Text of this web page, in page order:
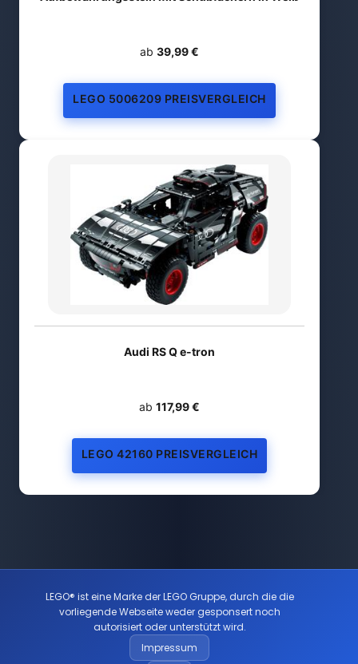
ab 39,99 €
LEGO 5006209 PREISVERGLEICH
Audi RS Q e-tron
ab 117,99 €
LEGO 42160 PREISVERGLEICH
LEGO® ist eine Marke der LEGO Gruppe, durch die die
vorliegende Webseite weder gesponsert noch
autorisiert oder unterstützt wird.
Impressum